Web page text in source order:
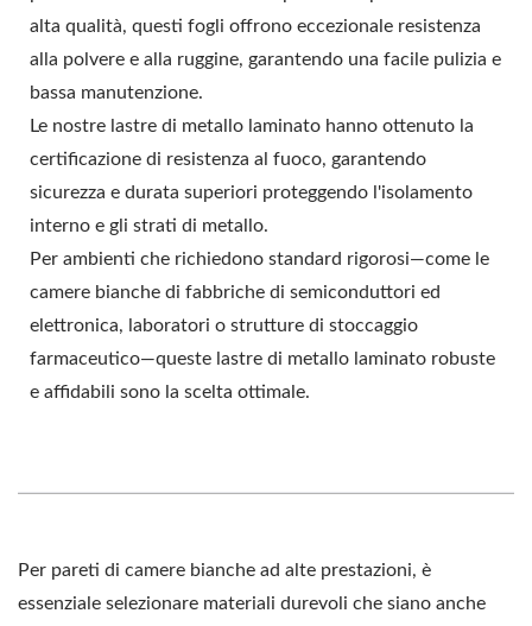
alta qualità, questi fogli offrono eccezionale resistenza
alla polvere e alla ruggine, garantendo una facile pulizia e
bassa manutenzione.
Le nostre lastre di metallo laminato hanno ottenuto la
certificazione di resistenza al fuoco, garantendo
sicurezza e durata superiori proteggendo l'isolamento
interno e gli strati di metallo.
Per ambienti che richiedono standard rigorosi—come le
camere bianche di fabbriche di semiconduttori ed
elettronica, laboratori o strutture di stoccaggio
farmaceutico—queste lastre di metallo laminato robuste
e affidabili sono la scelta ottimale.
Per pareti di camere bianche ad alte prestazioni, è
essenziale selezionare materiali durevoli che siano anche